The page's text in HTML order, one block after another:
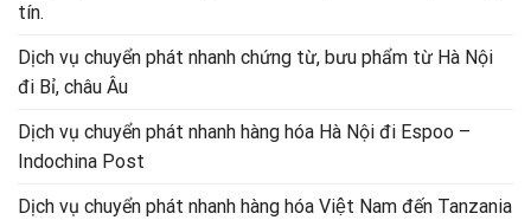
tín.
Dịch vụ chuyển phát nhanh chứng từ, bưu phẩm từ Hà Nội
đi Bỉ, châu Âu
Dịch vụ chuyển phát nhanh hàng hóa Hà Nội đi Espoo –
Indochina Post
Dịch vụ chuyển phát nhanh hàng hóa Việt Nam đến Tanzania